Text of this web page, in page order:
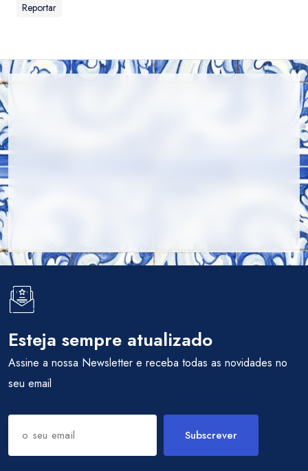
Reportar
Esteja sempre atualizado
Assine a nossa Newsletter e receba todas as novidades no
seu email
Subscrever